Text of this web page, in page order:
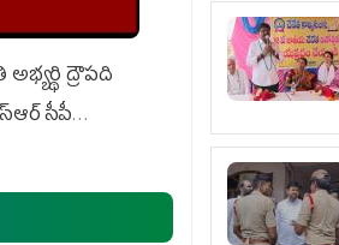
అభ్య‌ర్థి ద్రౌప‌ది
సీపీ
స‌మావేశం